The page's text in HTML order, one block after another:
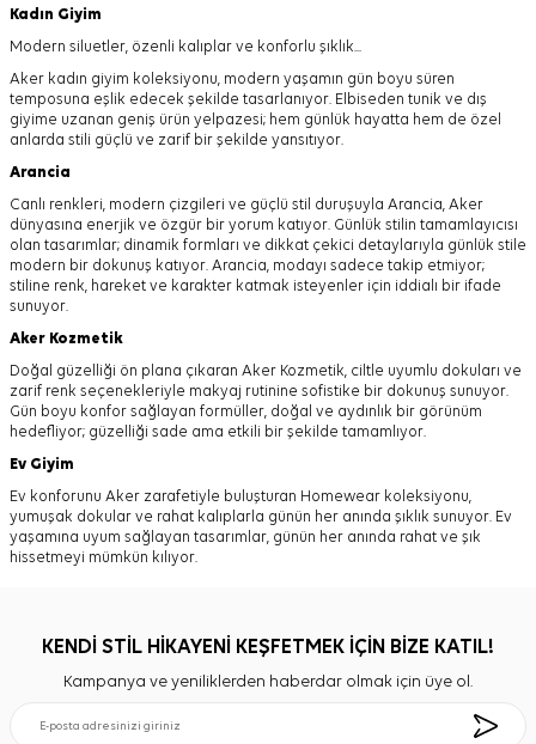
Kadın Giyim
Modern siluetler, özenli kalıplar ve konforlu şıklık...
Aker kadın giyim koleksiyonu, modern yaşamın gün boyu süren
temposuna eşlik edecek şekilde tasarlanıyor. Elbiseden tunik ve dış
giyime uzanan geniş ürün yelpazesi; hem günlük hayatta hem de özel
anlarda stili güçlü ve zarif bir şekilde yansıtıyor.
Arancia
Canlı renkleri, modern çizgileri ve güçlü stil duruşuyla Arancia, Aker
dünyasına enerjik ve özgür bir yorum katıyor. Günlük stilin tamamlayıcısı
olan tasarımlar; dinamik formları ve dikkat çekici detaylarıyla günlük stile
modern bir dokunuş katıyor. Arancia, modayı sadece takip etmiyor;
stiline renk, hareket ve karakter katmak isteyenler için iddialı bir ifade
sunuyor.
Aker Kozmetik
Doğal güzelliği ön plana çıkaran Aker Kozmetik, ciltle uyumlu dokuları ve
zarif renk seçenekleriyle makyaj rutinine sofistike bir dokunuş sunuyor.
Gün boyu konfor sağlayan formüller, doğal ve aydınlık bir görünüm
hedefliyor; güzelliği sade ama etkili bir şekilde tamamlıyor.
Ev Giyim
Ev konforunu Aker zarafetiyle buluşturan Homewear koleksiyonu,
yumuşak dokular ve rahat kalıplarla günün her anında şıklık sunuyor. Ev
yaşamına uyum sağlayan tasarımlar, günün her anında rahat ve şık
hissetmeyi mümkün kılıyor.
KENDİ STİL HİKAYENİ KEŞFETMEK İÇİN BİZE KATIL!
Kampanya ve yeniliklerden haberdar olmak için üye ol.